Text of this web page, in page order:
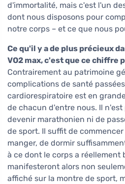
d'immortalité, mais c'est l'un
dont nous disposons pour
notre corps – et ce que nous
Ce qu'il y a de plus précieux
VO2 max, c'est que ce chiffre
Contrairement au patrimoine
complications de santé
cardiorespiratoire est en
de chacun d'entre nous. Il n'est
devenir marathonien ni de
de sport. Il suffit de
manger, de dormir
à ce dont le corps a réellement
manifesteront alors non
affiché sur la montre de sport,